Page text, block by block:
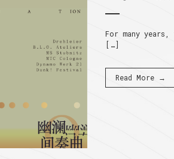
For many years,
[…]
Read More →